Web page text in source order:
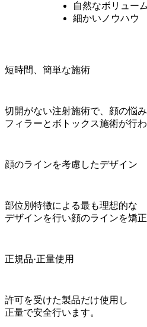
自然なボリューム
細かいノウハウ
短時間、簡単な施術
切開がない注射施術で、顔の悩
フィラーとボトックス施術が行わ
顔のラインを考慮したデザイン
部位別特徴による最も理想的な
デザインを行い顔のラインを矯正
正規品·正量使用
許可を受けた製品だけ使用し
正量で安全行います。